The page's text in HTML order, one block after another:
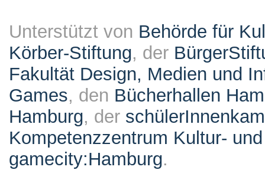
Unterstützt von Behörde für
Körber-Stiftung, der
Fakultät Design, Medien und
Games, den Bücherhallen
Hamburg, der
Kompetenzzentrum Kultur-
gamecity:Hamburg.